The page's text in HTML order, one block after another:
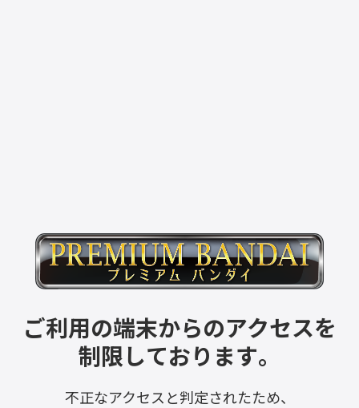
ご利用の端末からのアクセスを
制限しております。
不正なアクセスと判定されたため、